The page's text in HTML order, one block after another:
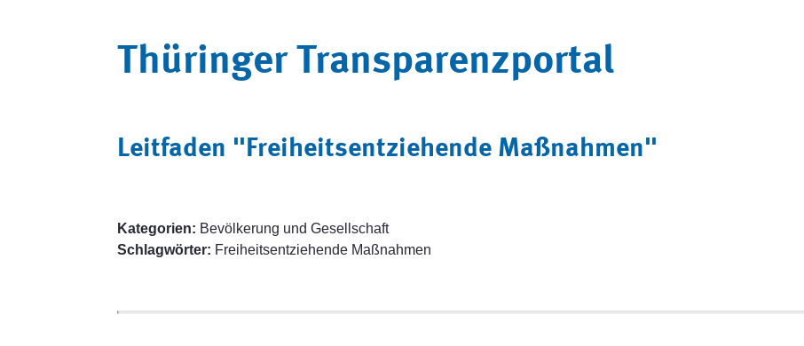
Thüringer Transparenzportal
Leitfaden "Freiheitsentziehende Maßnahmen"
Kategorien: Bevölkerung und Gesellschaft
Schlagwörter: Freiheitsentziehende Maßnahmen